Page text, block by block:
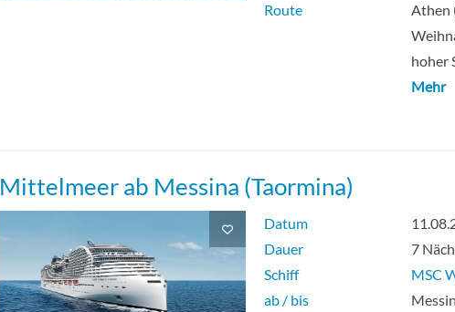
Route
Athen
hoher
Mehr
Mittelmeer ab Messina (Taormina)
Datum
Dauer
7
Schiff
MSC
ab / bis